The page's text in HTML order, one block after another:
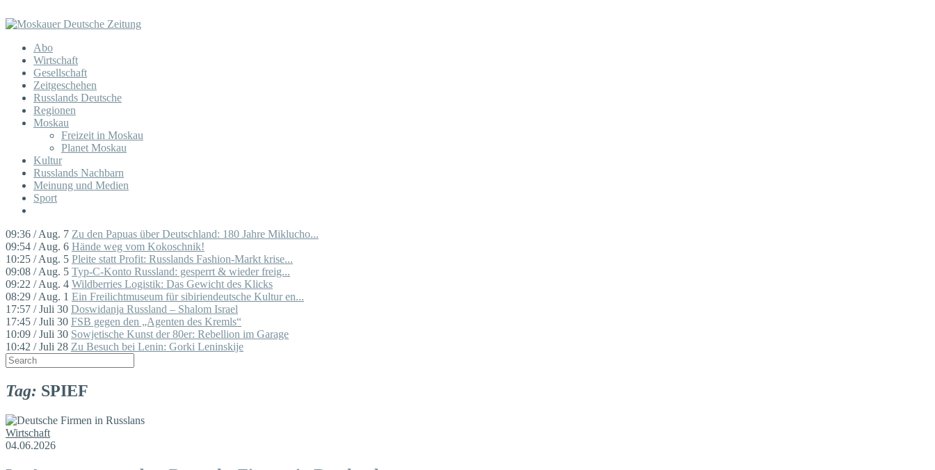
Abo
Wirtschaft
Gesellschaft
Zeitgeschehen
Russlands Deutsche
Regionen
Moskau
Freizeit in Moskau
Planet Moskau
Kultur
Russlands Nachbarn
Meinung und Medien
Sport
09:36 / Aug. 7 Zu den Papuas über Deutschland: 180 Jahre Miklucho...
09:54 / Aug. 6 Hände weg vom Kokoschnik!
10:25 / Aug. 5 Pleite statt Profit: Russlands Fashion-Markt krise...
09:08 / Aug. 5 Typ-C-Konto Russland: gesperrt & wieder freig...
09:22 / Aug. 4 Wildberries Logistik: Das Gewicht des Klicks
08:29 / Aug. 1 Ein Freilichtmuseum für sibiriendeutsche Kultur en...
17:57 / Juli 30 Doswidanja Russland – Shalom Israel
17:45 / Juli 30 FSB gegen den „Agenten des Kremls“
10:09 / Juli 30 Sowjetische Kunst der 80er: Rebellion im Garage
10:42 / Juli 28 Zu Besuch bei Lenin: Gorki Leninskije
Tag: SPIEF
Wirtschaft
04.06.2026